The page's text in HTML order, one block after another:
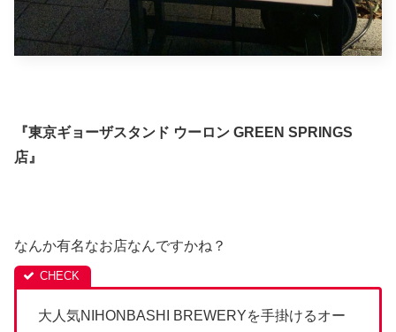
『東京ギョーザスタンド ウーロン GREEN SPRINGS
店』
なんか有名なお店なんですかね？
大人気NIHONBASHI BREWERYを手掛けるオー